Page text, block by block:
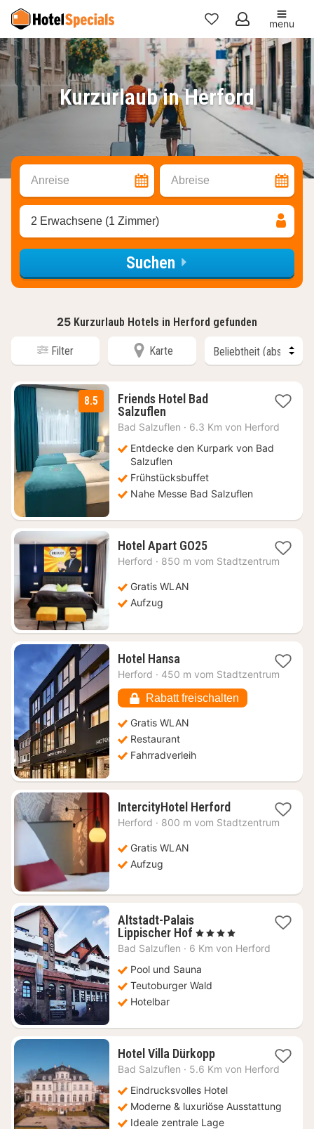
Meine
Favoriten
menu
Kurzurlaub in Herford
Anreise Abreise
2 Erwachsene (1 Zimmer)
Suchen
25 Kurzurlaub Hotels in Herford gefunden
Filter Karte
8.5
Friends Hotel Bad
Salzuflen3
Nächte
70
€
Bad Salzuflen · 6.3 Km von Herford
Entdecke den Kurpark von Bad
Salzuflen
Frühstücksbuffet
Nahe Messe Bad Salzuflen
Hotel Apart GO251
Nacht
Herford · 850 m vom Stadtzentrum
Gratis WLAN
Aufzug
Hotel Hansa1
Nacht
109,09
€
Herford · 450 m vom Stadtzentrum
Rabatt freischalten
Gratis WLAN
Restaurant
Fahrradverleih
IntercityHotel Herford1
Nacht
Herford · 800 m vom Stadtzentrum
Gratis WLAN
Aufzug
Altstadt-Palais
Lippischer Hof 1
Nacht
119
€
, 4 Sterne
Bad Salzuflen · 6 Km von Herford
Pool und Sauna
Teutoburger Wald
Hotelbar
Hotel Villa Dürkopp1
Nacht
150
€
Bad Salzuflen · 5.6 Km von Herford
Eindrucksvolles Hotel
Moderne & luxuriöse Ausstattung
Ideale zentrale Lage